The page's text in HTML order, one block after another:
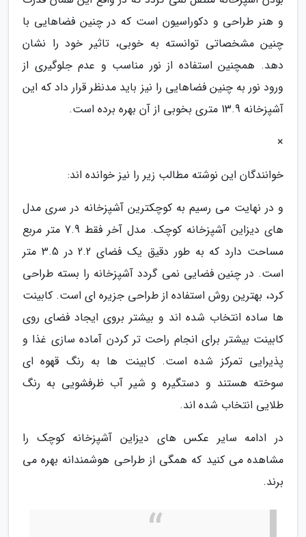
و هنر طراحی و دکوراسیون است که در چنین فضاهایی با
چنین مشخصاتی توانسته به خوبی، تاثیر خود را نشان
دهد. همچنین استفاده از نور مناسب و عدم جلوگیری از
ورود نور به چنین فضاهایی را نیز باید مدنظر قرار داد که این
آشپزخانه 13.9 متری بخوبی از آن بهره برده است.
×
خوانندگان این نوشته مطالب زیر را نیز خوانده اند:
و در نهایت می رسیم به کوچکترین آشپزخانه در سری مدل
های دیزاین آشپزخانه کوچک. مدل آخر فقط 7.9 متر مربع
مساحت دارد که به طور دقیق یک فضای 2.2 در 3.5 متر
است. در چنین فضایی نمی گردد آشپزخانه را بسته طراحی
کرد، بهترین روش استفاده از طراحی جزیره ای است. کابینت
ها ساده انتخاب شده اند و بیشتر بروی ایجاد فضای روی
کابینت بیشتر برای انجام راحت تر کردن آماده سازی غذا و
پذیرایی تمرکز شده است. کابینت ها به رنگ قهوه ای
سوخته هستند و دستگیره و شیر آب ظرفشویی به رنگ
طلایی انتخاب شده اند.
در ادامه سایر عکس های دیزاین آشپزخانه کوچک را
مشاهده می کنید که همگی از طراحی هوشمندانه بهره می
برند.